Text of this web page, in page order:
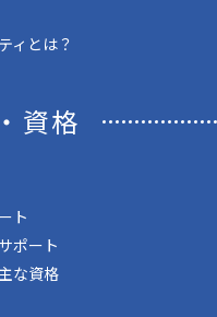
ィとは？
資格
ト
ポート
な資格